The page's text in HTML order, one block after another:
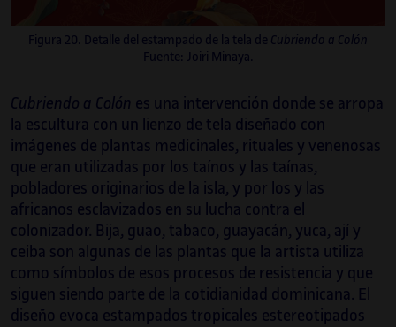
Figura 20. Detalle del estampado de la tela de Cubriendo a Colón
Fuente: Joiri Minaya.
Cubriendo a Colón es una intervención donde se arropa
la escultura con un lienzo de tela diseñado con
imágenes de plantas medicinales, rituales y venenosas
que eran utilizadas por los taínos y las taínas,
pobladores originarios de la isla, y por los y las
africanos esclavizados en su lucha contra el
colonizador. Bija, guao, tabaco, guayacán, yuca, ají y
ceiba son algunas de las plantas que la artista utiliza
como símbolos de esos procesos de resistencia y que
siguen siendo parte de la cotidianidad dominicana. El
diseño evoca estampados tropicales estereotipados